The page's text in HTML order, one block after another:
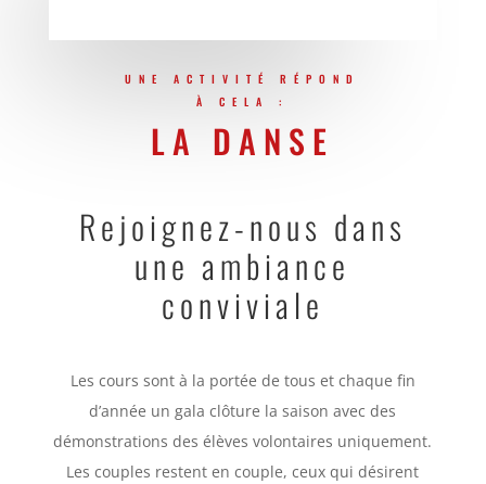
UNE ACTIVITÉ RÉPOND
À CELA :
LA DANSE
Rejoignez-nous dans
une ambiance
conviviale
Les cours sont à la portée de tous et chaque fin
d’année un gala clôture la saison avec des
démonstrations des élèves volontaires uniquement.
Les couples restent en couple, ceux qui désirent